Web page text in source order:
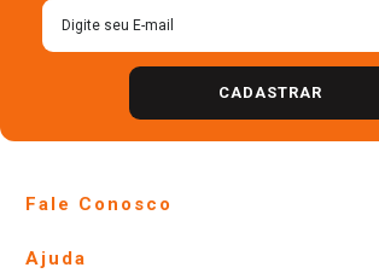
CADASTRAR
Fale Conosco
Lojas Físicas e Horários
Ajuda